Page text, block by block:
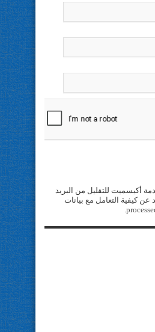
أكيسميت للتقليل من البريد
عن كيفية التعامل مع بيانات
.